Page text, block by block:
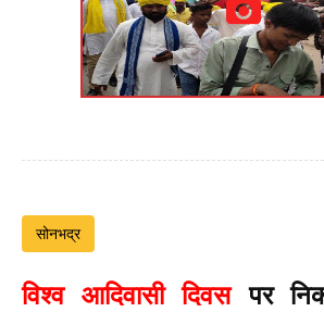
सोनभद्र
विश्व आदिवासी दिवसपर